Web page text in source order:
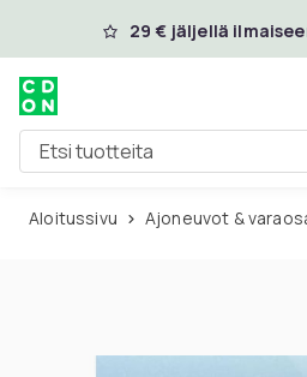
Ohita ja siirry
29 € jäljellä
Etsi tuotteita
Aloitussivu Ajoneuvot &